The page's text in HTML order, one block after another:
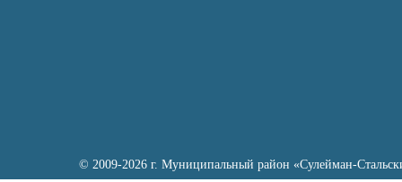
© 2009-2026 г. Муниципальный район «Сулейман-